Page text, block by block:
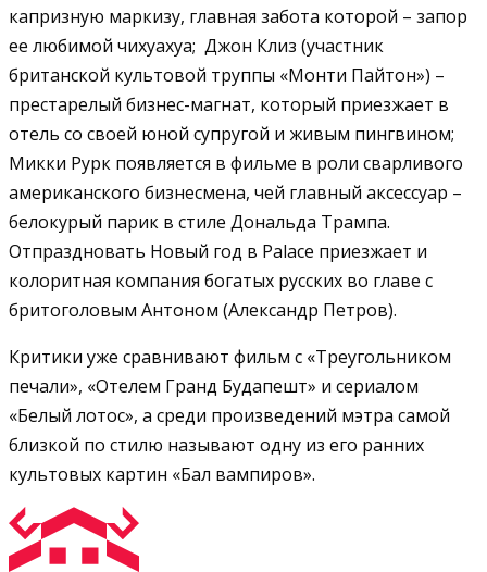
капризную маркизу, главная забота которой – запор
ее любимой чихуахуа; Джон Клиз (участник
британской культовой труппы «Монти Пайтон») –
престарелый бизнес-магнат, который приезжает в
отель со своей юной супругой и живым пингвином;
Микки Рурк появляется в фильме в роли сварливого
американского бизнесмена, чей главный аксессуар –
белокурый парик в стиле Дональда Трампа.
Отпраздновать Новый год в Palace приезжает и
колоритная компания богатых русских во главе с
бритоголовым Антоном (Александр Петров).
Критики уже сравнивают фильм с «Треугольником
печали», «Отелем Гранд Будапешт» и сериалом
«Белый лотос», а среди произведений мэтра самой
близкой по стилю называют одну из его ранних
культовых картин «Бал вампиров».